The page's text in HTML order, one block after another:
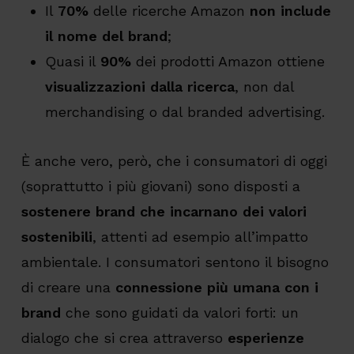
Il 70%delle ricerche Amazon non include
il nome del brand;
Quasi il 90%dei prodotti Amazon ottiene
visualizzazioni dalla ricerca, non dal
merchandising o dal branded advertising.
È anche vero, però, che i consumatori di oggi
(soprattutto i più giovani) sono disposti a
sostenere brand che incarnano dei valori
sostenibili, attenti ad esempio all’impatto
ambientale. I consumatori sentono il bisogno
di creare una connessione più umana con i
brand che sono guidati da valori forti: un
dialogo che si crea attraverso esperienze